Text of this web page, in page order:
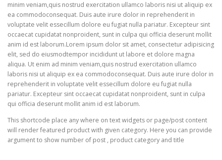
minim veniam,quis nostrud exercitation ullamco laboris nisi ut aliquip ex
ea commodoconsequat. Duis aute irure dolor in reprehenderit in
voluptate velit essecillum dolore eu fugiat nulla pariatur. Excepteur sint
occaecat cupidatat nonproident, sunt in culpa qui officia deserunt mollit
anim id est laborum.Lorem ipsum dolor sit amet, consectetur adipisicing
elit, sed do eiusmodtempor incididunt ut labore et dolore magna
aliqua. Ut enim ad minim veniam,quis nostrud exercitation ullamco
laboris nisi ut aliquip ex ea commodoconsequat. Duis aute irure dolor in
reprehenderit in voluptate velit essecillum dolore eu fugiat nulla
pariatur. Excepteur sint occaecat cupidatat nonproident, sunt in culpa
qui officia deserunt mollit anim id est laborum.
This shortcode place any where on text widgets or page/post content
will render featured product with given category. Here you can provide
argument to show number of post , product category and title